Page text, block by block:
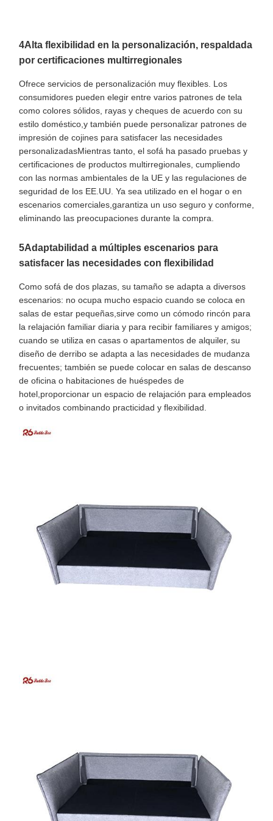
4Alta flexibilidad en la personalización, respaldada
por certificaciones multirregionales
Ofrece servicios de personalización muy flexibles. Los
consumidores pueden elegir entre varios patrones de tela
como colores sólidos, rayas y cheques de acuerdo con su
estilo doméstico,y también puede personalizar patrones de
impresión de cojines para satisfacer las necesidades
personalizadasMientras tanto, el sofá ha pasado pruebas y
certificaciones de productos multirregionales, cumpliendo
con las normas ambientales de la UE y las regulaciones de
seguridad de los EE.UU. Ya sea utilizado en el hogar o en
escenarios comerciales,garantiza un uso seguro y conforme,
eliminando las preocupaciones durante la compra.
5Adaptabilidad a múltiples escenarios para
satisfacer las necesidades con flexibilidad
Como sofá de dos plazas, su tamaño se adapta a diversos
escenarios: no ocupa mucho espacio cuando se coloca en
salas de estar pequeñas,sirve como un cómodo rincón para
la relajación familiar diaria y para recibir familiares y amigos;
cuando se utiliza en casas o apartamentos de alquiler, su
diseño de derribo se adapta a las necesidades de mudanza
frecuentes; también se puede colocar en salas de descanso
de oficina o habitaciones de huéspedes de
hotel,proporcionar un espacio de relajación para empleados
o invitados combinando practicidad y flexibilidad.